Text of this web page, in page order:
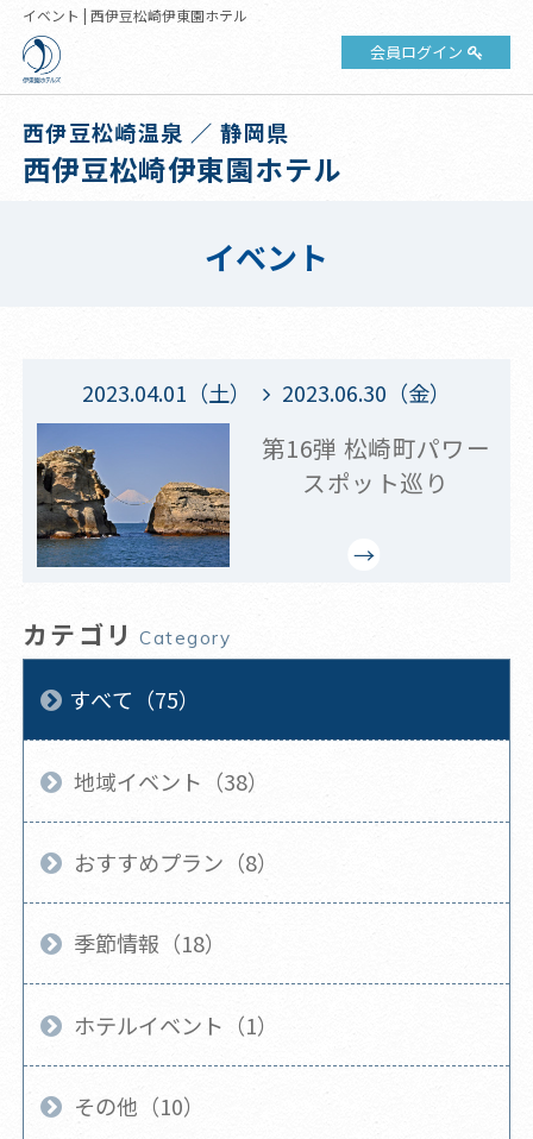
イベント | 西伊豆松崎伊東園ホテル
会員ログイン
西伊豆松崎温泉 ／ 静岡県
西伊豆松崎伊東園ホテル
イベント
2023.04.01（土） 2023.06.30（金）
第16弾 松崎町パワー
スポット巡り
カテゴリ Category
すべて（75）
地域イベント（38）
おすすめプラン（8）
季節情報（18）
ホテルイベント（1）
その他（10）